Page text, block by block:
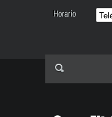
Horario